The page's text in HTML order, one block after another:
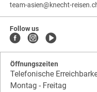
team-asien@knecht-
Follow us
Öffnungszeiten
Telefonische
Montag - Freitag